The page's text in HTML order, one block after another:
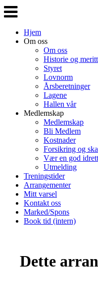
Veksle
navigasjon
Hjem
Om oss
Om oss
Historie og
Styret
Lovnorm
Årsberetninger
Lagene
Hallen vår
Medlemskap
Medlemskap
Bli Medlem
Kostnader
Forsikring og
Vær en god
Utmelding
Treningstider
Arrangementer
Mitt varsel
Kontakt oss
Marked/Spons
Book tid (intern)
Dette